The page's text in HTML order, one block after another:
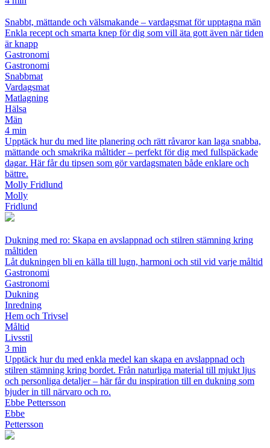
Snabbt, mättande och välsmakande – vardagsmat för upptagna män
Enkla recept och smarta knep för dig som vill äta gott även när tiden
är knapp
Gastronomi
Gastronomi
Snabbmat
Vardagsmat
Matlagning
Hälsa
Män
4 min
Upptäck hur du med lite planering och rätt råvaror kan laga snabba,
mättande och smakrika måltider – perfekt för dig med fullspäckade
dagar. Här får du tipsen som gör vardagsmaten både enklare och
bättre.
Molly Fridlund
Molly
Fridlund
Dukning med ro: Skapa en avslappnad och stilren stämning kring
måltiden
Låt dukningen bli en källa till lugn, harmoni och stil vid varje måltid
Gastronomi
Gastronomi
Dukning
Inredning
Hem och Trivsel
Måltid
Livsstil
3 min
Upptäck hur du med enkla medel kan skapa en avslappnad och
stilren stämning kring bordet. Från naturliga material till mjukt ljus
och personliga detaljer – här får du inspiration till en dukning som
bjuder in till närvaro och ro.
Ebbe Pettersson
Ebbe
Pettersson